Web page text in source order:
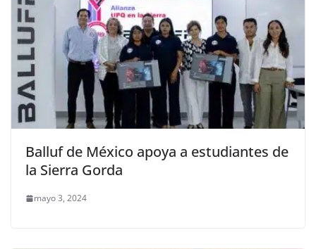
Balluf de México apoya a estudiantes de
la Sierra Gorda
mayo 3, 2024